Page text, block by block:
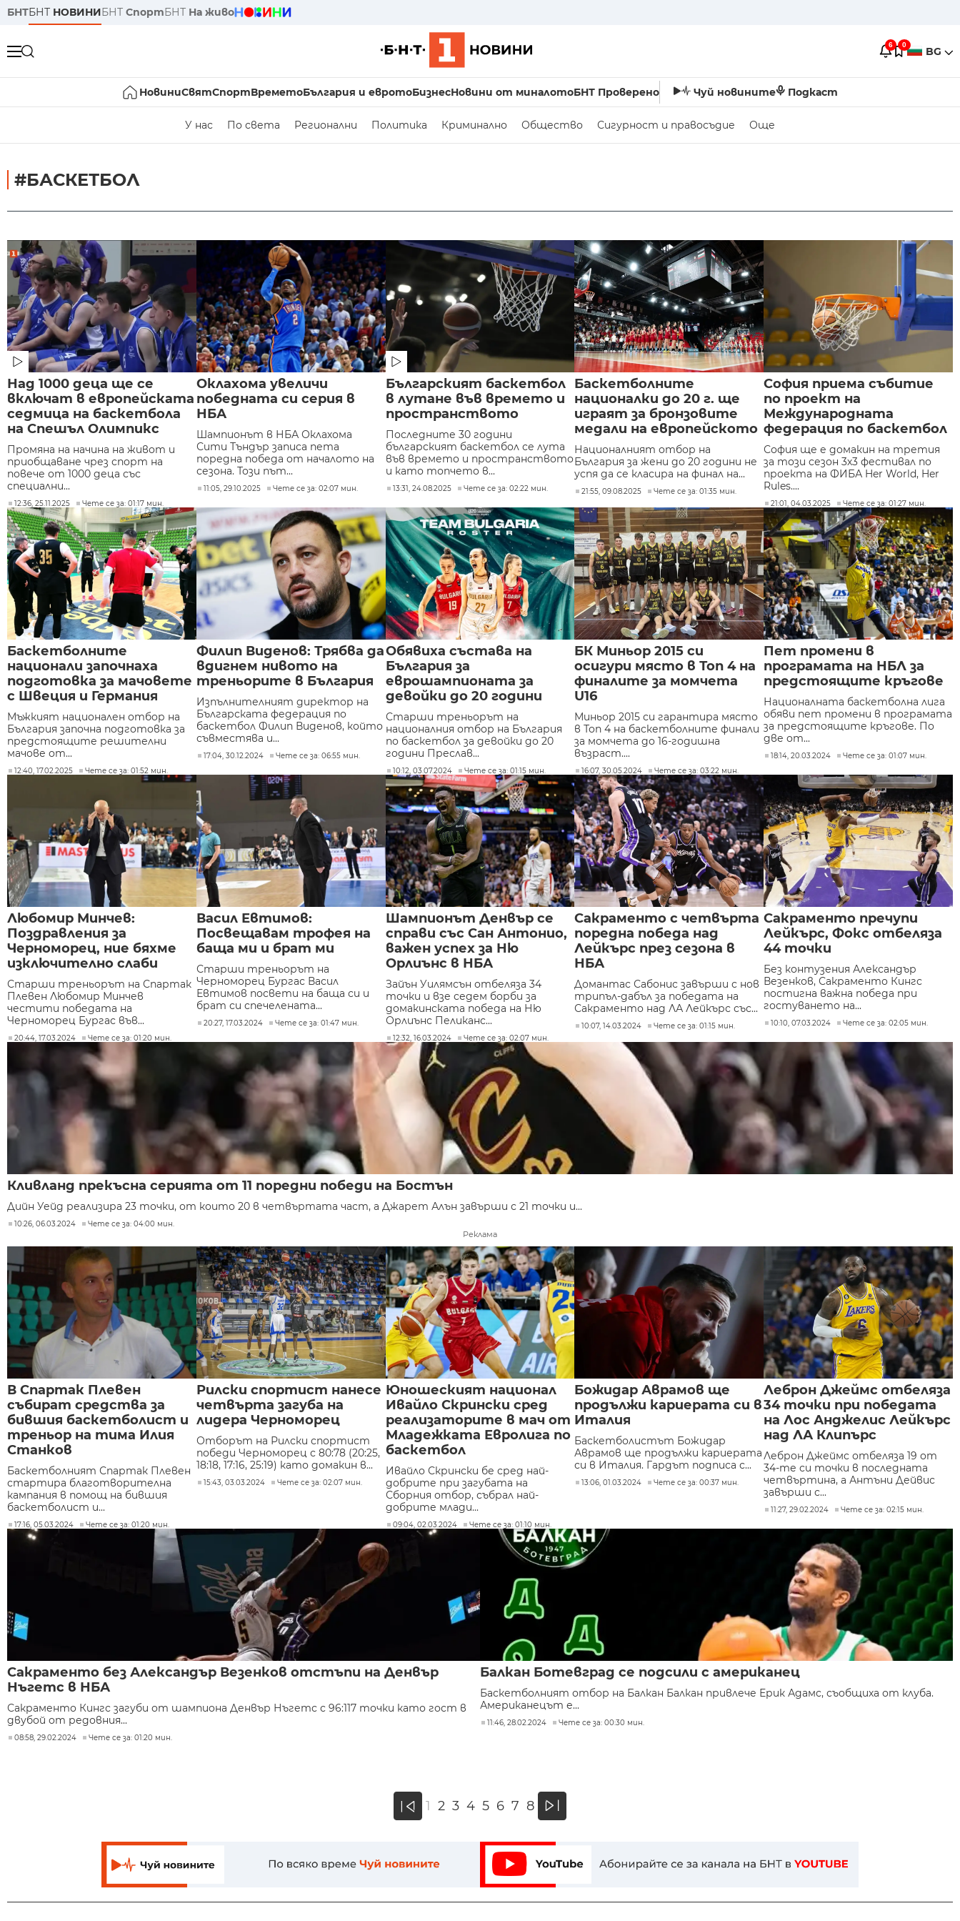
БНТБНТ НОВИНИБНТ СпортБНТ На живо
6 0 BG
НовиниСвятСпортВреметоБългария и евротоБизнесНовини от миналотоБНТ Проверено Чуй новините Подкаст
У нас По света Регионални Политика Криминално Общество Сигурност и правосъдие Още
#БАСКЕТБОЛ
Над 1000 деца ще се
включат в европейската
седмица на баскетбола
на Спешъл Олимпикс
Промяна на начина на живот и
приобщаване чрез спорт на
повече от 1000 деца със
специални...
12:36, 25.11.2025 Чете се за: 01:17 мин.
Оклахома увеличи
победната си серия в
НБА
Шампионът в НБА Оклахома
Сити Тъндър записа пета
поредна победа от началото на
сезона. Този път...
11:05, 29.10.2025 Чете се за: 02:07 мин.
Българският баскетбол
в лутане във времето и
пространството
Последните 30 години
българският баскетбол се лута
във времето и пространството
и като топчето в...
13:31, 24.08.2025 Чете се за: 02:22 мин.
Баскетболните
националки до 20 г. ще
играят за бронзовите
медали на европейското
Националният отбор на
България за жени до 20 години не
успя да се класира на финал на...
21:55, 09.08.2025 Чете се за: 01:35 мин.
София приема събитие
по проект на
Международната
федерация по баскетбол
София ще е домакин на третия
за този сезон 3х3 фестивал по
проекта на ФИБА Her World, Her
Rules....
21:01, 04.03.2025 Чете се за: 01:27 мин.
Баскетболните
национали започнаха
подготовка за мачовете
с Швеция и Германия
Мъжкият национален отбор на
България започна подготовка за
предстоящите решителни
мачове от...
12:40, 17.02.2025 Чете се за: 01:52 мин.
Филип Виденов: Трябва да
вдигнем нивото на
треньорите в България
Изпълнителният директор на
Българската федерация по
баскетбол Филип Виденов, който
съвместява и...
17:04, 30.12.2024 Чете се за: 06:55 мин.
Обявиха състава на
България за
еврошампионата за
девойки до 20 години
Старши треньорът на
националния отбор на България
по баскетбол за девойки до 20
години Преслав...
10:12, 03.07.2024 Чете се за: 01:15 мин.
БК Миньор 2015 си
осигури място в Топ 4 на
финалите за момчета
U16
Миньор 2015 си гарантира място
в Топ 4 на баскетболните финали
за момчета до 16-годишна
възраст....
16:07, 30.05.2024 Чете се за: 03:22 мин.
Пет промени в
програмата на НБЛ за
предстоящите кръгове
Националната баскетболна лига
обяви пет промени в програмата
за предстоящите кръгове. По
две от...
18:14, 20.03.2024 Чете се за: 01:07 мин.
Любомир Минчев:
Поздравления за
Черноморец, ние бяхме
изключително слаби
Старши треньорът на Спартак
Плевен Любомир Минчев
честити победата на
Черноморец Бургас във...
20:44, 17.03.2024 Чете се за: 01:20 мин.
Васил Евтимов:
Посвещавам трофея на
баща ми и брат ми
Старши треньорът на
Черноморец Бургас Васил
Евтимов посвети на баща си и
брат си спечелената...
20:27, 17.03.2024 Чете се за: 01:47 мин.
Шампионът Денвър се
справи със Сан Антонио,
важен успех за Ню
Орлиънс в НБА
Зайън Уилямсън отбеляза 34
точки и взе седем борби за
домакинската победа на Ню
Орлиънс Пеликанс...
12:32, 16.03.2024 Чете се за: 02:07 мин.
Сакраменто с четвърта
поредна победа над
Лейкърс през сезона в
НБА
Домантас Сабонис завърши с нов
трипъл-дабъл за победата на
Сакраменто над ЛА Лейкърс със...
10:07, 14.03.2024 Чете се за: 01:15 мин.
Сакраменто пречупи
Лейкърс, Фокс отбеляза
44 точки
Без контузения Александър
Везенков, Сакраменто Кингс
постигна важна победа при
гостуването на...
10:10, 07.03.2024 Чете се за: 02:05 мин.
Кливланд прекъсна серията от 11 поредни победи на Бостън
Дийн Уейд реализира 23 точки, от които 20 в четвъртата част, а Джарет Алън завърши с 21 точки и...
10:26, 06.03.2024 Чете се за: 04:00 мин.
Реклама
В Спартак Плевен
събират средства за
бившия баскетболист и
треньор на тима Илия
Станков
Баскетболният Спартак Плевен
стартира благотворителна
кампания в помощ на бившия
баскетболист и...
17:16, 05.03.2024 Чете се за: 01:20 мин.
Рилски спортист нанесе
четвърта загуба на
лидера Черноморец
Отборът на Рилски спортист
победи Черноморец с 80:78 (20:25,
18:18, 17:16, 25:19) като домакин в...
15:43, 03.03.2024 Чете се за: 02:07 мин.
Юношеският национал
Ивайло Скрински сред
реализаторите в мач от
Младежката Евролига по
баскетбол
Ивайло Скрински бе сред най-
добрите при загубата на
Сборния отбор, събрал най-
добрите млади...
09:04, 02.03.2024 Чете се за: 01:10 мин.
Божидар Аврамов ще
продължи кариерата си в
Италия
Баскетболистът Божидар
Аврамов ще продължи кариерата
си в Италия. Гардът подписа с...
13:06, 01.03.2024 Чете се за: 00:37 мин.
Леброн Джеймс отбеляза
34 точки при победата
на Лос Анджелис Лейкърс
над ЛА Клипърс
Леброн Джеймс отбеляза 19 от
34-те си точки в последната
четвъртина, а Антъни Дейвис
завърши с...
11:27, 29.02.2024 Чете се за: 02:15 мин.
Сакраменто без Александър Везенков отстъпи на Денвър
Нъгетс в НБА
Сакраменто Кингс загуби от шампиона Денвър Нъгетс с 96:117 точки като гост в
двубой от редовния...
08:58, 29.02.2024 Чете се за: 01:20 мин.
Балкан Ботевград се подсили с американец
Баскетболният отбор на Балкан Балкан привлече Ерик Адамс, съобщиха от клуба.
Американецът е...
11:46, 28.02.2024 Чете се за: 00:30 мин.
« 1 2 3 4 5 6 7 8 »